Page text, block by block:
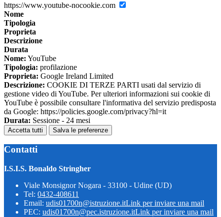
https://www.youtube-nocookie.com
Nome
Tipologia
Proprieta
Descrizione
Durata
Nome: YouTube
Tipologia: profilazione
Proprieta: Google Ireland Limited
Descrizione: COOKIE DI TERZE PARTI usati dal servizio di
gestione video di YouTube. Per ulteriori informazioni sui cookie di
YouTube è possibile consultare l'informativa del servizio predisposta
da Google: https://policies.google.com/privacy?hl=it
Durata: Sessione - 24 mesi
Accetta tutti Salva le preferenze
Contatti
I.S.I.S. Bonaldo Stringher
Viale Monsignor Nogara - 33100 - Udine (UD)
Tel: 0432-408611
Email: udis01700n@istruzione.itLink per inviare una mail
PEC: udis01700n@pec.istruzione.itLink per inviare una mail